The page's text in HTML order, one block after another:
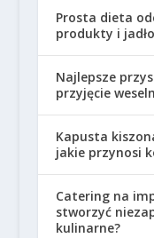
Prosta dieta
produkty i
Najlepsze
przyjęcie
Kapusta
jakie przynosi
Catering na
stworzyć
kulinarne?